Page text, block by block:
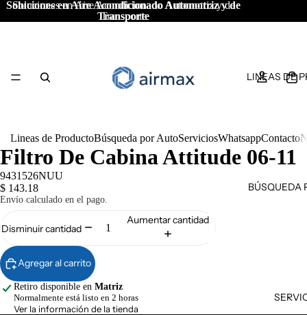
Soluciones en Aire Acondicionado Automotriz y de
Transporte
Soluciones en Aire Acondicionado Automotriz y de
Transporte
LINEAS DE
BÚSQUEDA
Lineas de ProductoBúsqueda por AutoServiciosWhatsappContacto
Filtro De Cabina Attitude 06-11
9431526NUU
$ 143.18
Envío calculado en el pago.
Disminuir cantidad
Aumentar cantidad
Agregar al carrito
Retiro disponible en Matriz
Normalmente está listo en 2 horas
Ver la información de la tienda